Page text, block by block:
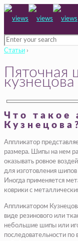
Статьи ›
Пяточная
Что такое
Аппликатор
размера. Шипы на нем
оказывать ровное
для изготовления
Иногда применяется
коврики с
Аппликатором
виде резинового или
небольшие шипы или
последовательности